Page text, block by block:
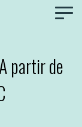
partir de